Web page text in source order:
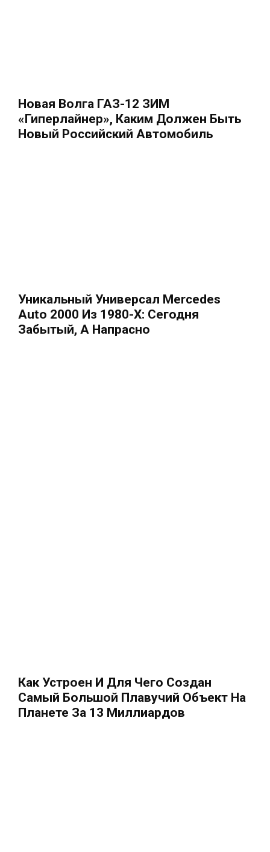
Новая Волга ГАЗ-12 ЗИМ
«Гиперлайнер», Каким Должен Быть
Новый Российский Автомобиль
Уникальный Универсал Mercedes
Auto 2000 Из 1980-Х: Сегодня
Забытый, А Напрасно
Как Устроен И Для Чего Создан
Самый Большой Плавучий Объект На
Планете За 13 Миллиардов